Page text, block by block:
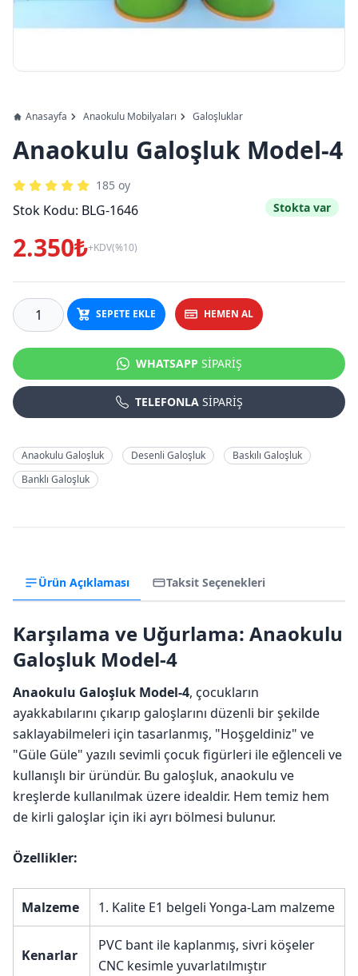
Anasayfa Anaokulu Mobilyaları Galoşluklar
Anaokulu Galoşluk Model-4
185 oy
Stok Kodu: BLG-1646 Stokta var
2.350₺+KDV(%10)
SEPETE EKLE HEMEN AL
WHATSAPP SİPARİŞ
TELEFONLA SİPARİŞ
Anaokulu Galoşluk Desenli Galoşluk
Baskılı Galoşluk
Banklı Galoşluk
Ürün Açıklaması Taksit Seçenekleri
Karşılama ve Uğurlama: Anaokulu
Galoşluk Model-4
Anaokulu Galoşluk Model-4, çocukların
ayakkabılarını çıkarıp galoşlarını düzenli bir şekilde
saklayabilmeleri için tasarlanmış, "Hoşgeldiniz" ve
"Güle Güle" yazılı sevimli çocuk figürleri ile eğlenceli ve
kullanışlı bir üründür. Bu galoşluk, anaokulu ve
kreşlerde kullanılmak üzere idealdir. Hem temiz hem
de kirli galoşlar için iki ayrı bölmesi bulunur.
Özellikler:
Malzeme 1. Kalite E1 belgeli Yonga-Lam malzeme
Kenarlar
PVC bant ile kaplanmış, sivri köşeler
CNC kesimle yuvarlatılmıştır